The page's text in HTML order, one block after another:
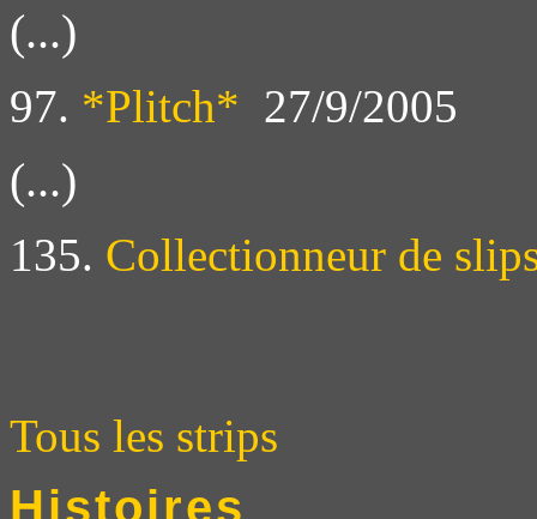
(...)
97. *Plitch* 27/9/2005
(...)
135. Collectionneur de
Tous les strips
Histoires